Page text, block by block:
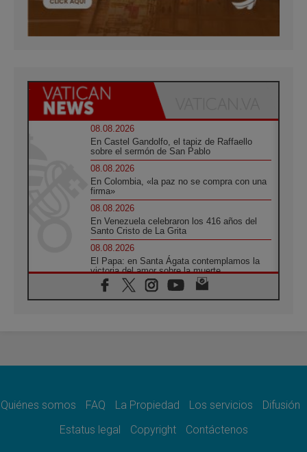
08.08.2026
En Castel Gandolfo, el tapiz de Raffaello
sobre el sermón de San Pablo
08.08.2026
En Colombia, «la paz no se compra con una
firma»
08.08.2026
En Venezuela celebraron los 416 años del
Santo Cristo de La Grita
08.08.2026
El Papa: en Santa Ágata contemplamos la
victoria del amor sobre la muerte
08.08.2026
León XIV visitará el Santuario de la Madre
07.08.2026
07.08.2026
el compromiso del cristiano"
Quiénes somos FAQ La Propiedad Los servicios
Difusión
Estatus legal
Copyright Contáctenos